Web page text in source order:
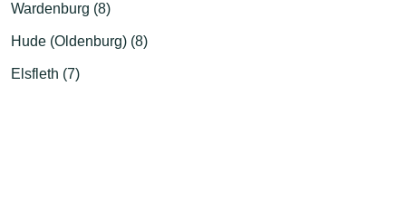
Wardenburg (8)
Hude (Oldenburg) (8)
Elsfleth (7)